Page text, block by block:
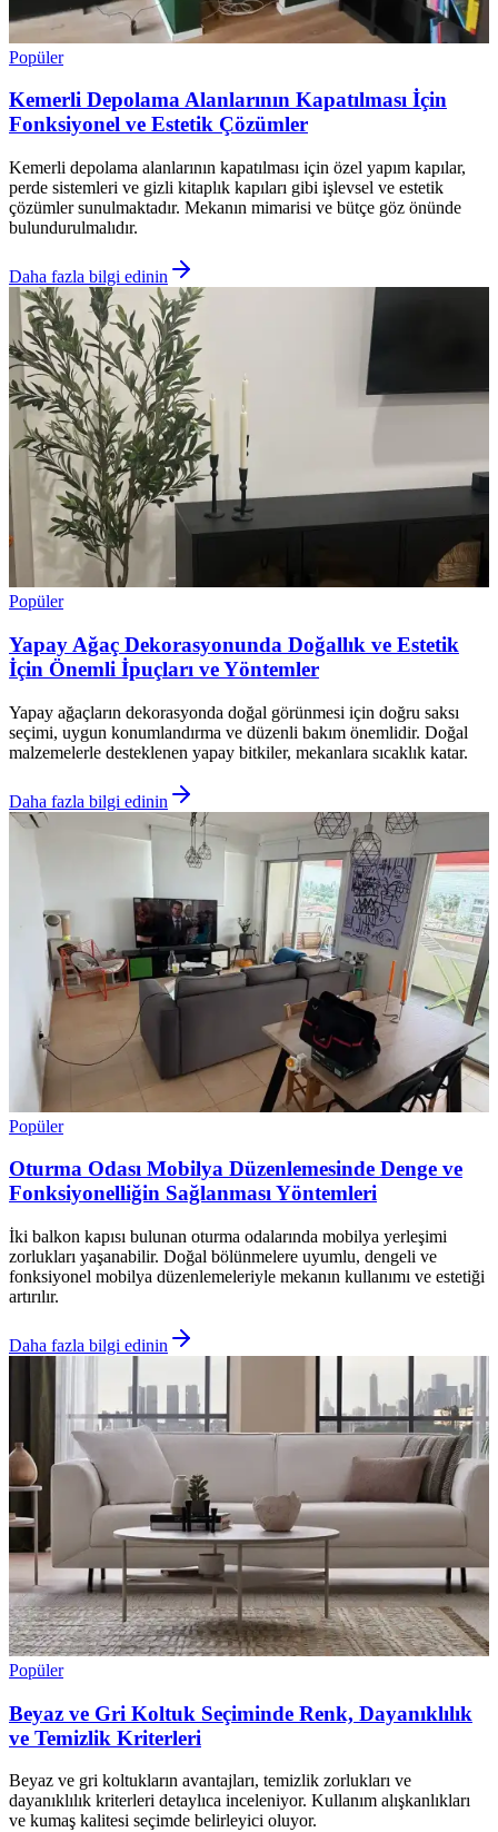
Popüler
Kemerli Depolama Alanlarının Kapatılması İçin
Fonksiyonel ve Estetik Çözümler
Kemerli depolama alanlarının kapatılması için özel yapım kapılar,
perde sistemleri ve gizli kitaplık kapıları gibi işlevsel ve estetik
çözümler sunulmaktadır. Mekanın mimarisi ve bütçe göz önünde
bulundurulmalıdır.
Daha fazla bilgi edinin
Popüler
Yapay Ağaç Dekorasyonunda Doğallık ve Estetik
İçin Önemli İpuçları ve Yöntemler
Yapay ağaçların dekorasyonda doğal görünmesi için doğru saksı
seçimi, uygun konumlandırma ve düzenli bakım önemlidir. Doğal
malzemelerle desteklenen yapay bitkiler, mekanlara sıcaklık katar.
Daha fazla bilgi edinin
Popüler
Oturma Odası Mobilya Düzenlemesinde Denge ve
Fonksiyonelliğin Sağlanması Yöntemleri
İki balkon kapısı bulunan oturma odalarında mobilya yerleşimi
zorlukları yaşanabilir. Doğal bölünmelere uyumlu, dengeli ve
fonksiyonel mobilya düzenlemeleriyle mekanın kullanımı ve estetiği
artırılır.
Daha fazla bilgi edinin
Popüler
Beyaz ve Gri Koltuk Seçiminde Renk, Dayanıklılık
ve Temizlik Kriterleri
Beyaz ve gri koltukların avantajları, temizlik zorlukları ve
dayanıklılık kriterleri detaylıca inceleniyor. Kullanım alışkanlıkları
ve kumaş kalitesi seçimde belirleyici oluyor.